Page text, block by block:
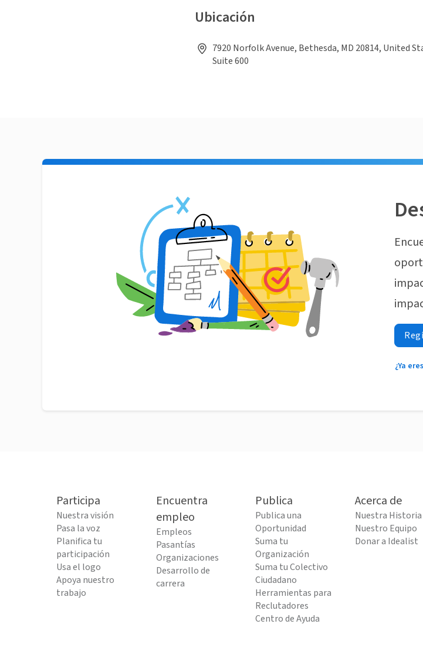
Ubicación
7920 Norfolk Avenue, Bethesda, MD 20814, United
Suite 600
¿Ya
Participa
Nuestra visión
Pasa la voz
Planifica tu
participación
Usa el logo
Apoya nuestro
trabajo
Encuentra
empleo
Empleos
Pasantías
Organizaciones
Desarrollo de
carrera
Publica
Publica una
Oportunidad
Suma tu
Organización
Suma tu Colectivo
Ciudadano
Herramientas para
Reclutadores
Centro de Ayuda
Acerca de
Nuestra Historia
Nuestro Equipo
Donar a Idealist